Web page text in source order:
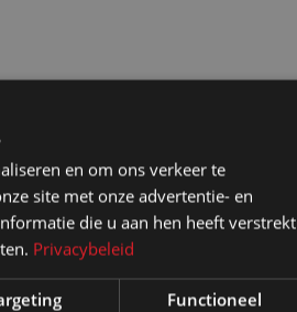
en om ons verkeer te
site met onze advertentie- en
die u aan hen heeft verstrekt
Privacybeleid
Functioneel